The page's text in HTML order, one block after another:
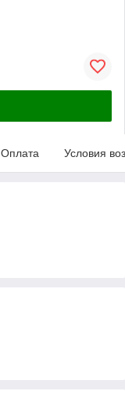
Оплата Условия